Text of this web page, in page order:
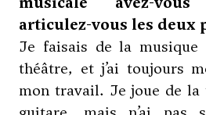
articulez-vous les deux
Je faisais de la
théâtre, et j’ai toujours
mon travail. Je joue de